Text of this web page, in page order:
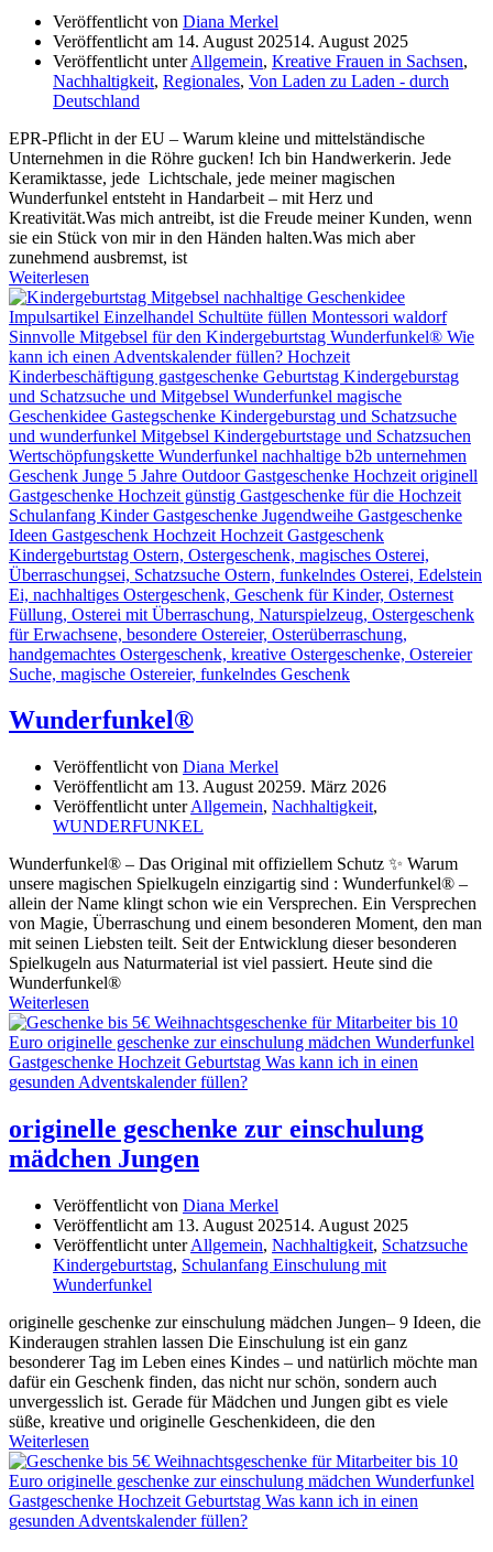
Veröffentlicht von Diana Merkel
Veröffentlicht am 14. August 202514. August 2025
Veröffentlicht unterAllgemein, Kreative Frauen in Sachsen,
Nachhaltigkeit, Regionales, Von Laden zu Laden - durch
Deutschland
EPR-Pflicht in der EU – Warum kleine und mittelständische
Unternehmen in die Röhre gucken! Ich bin Handwerkerin. Jede
Keramiktasse, jede Lichtschale, jede meiner magischen
Wunderfunkel entsteht in Handarbeit – mit Herz und
Kreativität.Was mich antreibt, ist die Freude meiner Kunden, wenn
sie ein Stück von mir in den Händen halten.Was mich aber
zunehmend ausbremst, ist
Weiterlesen
Wunderfunkel®
Veröffentlicht von Diana Merkel
Veröffentlicht am 13. August 20259. März 2026
Veröffentlicht unterAllgemein, Nachhaltigkeit,
WUNDERFUNKEL
Wunderfunkel® – Das Original mit offiziellem Schutz ✨ Warum
unsere magischen Spielkugeln einzigartig sind : Wunderfunkel® –
allein der Name klingt schon wie ein Versprechen. Ein Versprechen
von Magie, Überraschung und einem besonderen Moment, den man
mit seinen Liebsten teilt. Seit der Entwicklung dieser besonderen
Spielkugeln aus Naturmaterial ist viel passiert. Heute sind die
Wunderfunkel®
Weiterlesen
originelle geschenke zur einschulung
mädchen Jungen
Veröffentlicht von Diana Merkel
Veröffentlicht am 13. August 202514. August 2025
Veröffentlicht unterAllgemein, Nachhaltigkeit, Schatzsuche
Kindergeburtstag, Schulanfang Einschulung mit
Wunderfunkel
originelle geschenke zur einschulung mädchen Jungen– 9 Ideen, die
Kinderaugen strahlen lassen Die Einschulung ist ein ganz
besonderer Tag im Leben eines Kindes – und natürlich möchte man
dafür ein Geschenk finden, das nicht nur schön, sondern auch
unvergesslich ist. Gerade für Mädchen und Jungen gibt es viele
süße, kreative und originelle Geschenkideen, die den
Weiterlesen